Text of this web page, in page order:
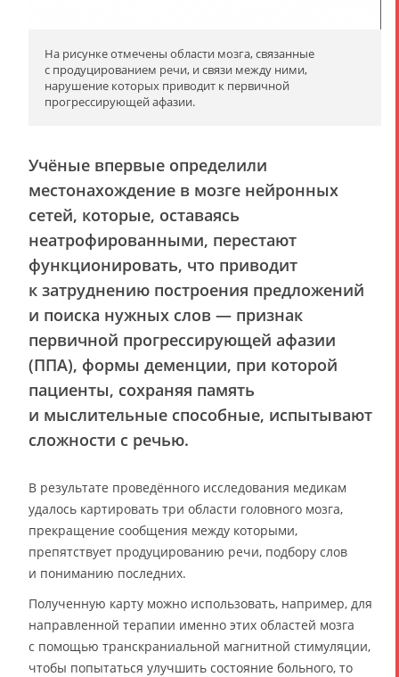
На рисунке отмечены области мозга, связанные
с продуцированием речи, и связи между ними,
нарушение которых приводит к первичной
прогрессирующей афазии.
Учёные впервые определили
местонахождение в мозге нейронных
сетей, которые, оставаясь
неатрофированными, перестают
функционировать, что приводит
к затруднению построения предложений
и поиска нужных слов — признак
первичной прогрессирующей афазии
(ППА), формы деменции, при которой
пациенты, сохраняя память
и мыслительные способные, испытывают
сложности с речью.
В результате проведённого исследования медикам
удалось картировать три области головного мозга,
прекращение сообщения между которыми,
препятствует продуцированию речи, подбору слов
и пониманию последних.
Полученную карту можно использовать, например, для
направленной терапии именно этих областей мозга
с помощью транскраниальной магнитной стимуляции,
чтобы попытаться улучшить состояние больного, то